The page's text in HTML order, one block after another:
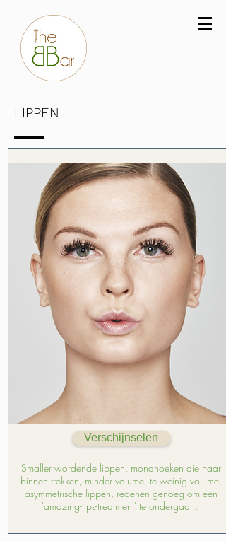
LIPPEN
Verschijnselen
Smaller wordende lippen, mondhoeken die naar
binnen trekken, minder volume, te weinig volume,
asymmetrische lippen, redenen genoeg om een
'amazing-lips-treatment' te ondergaan.